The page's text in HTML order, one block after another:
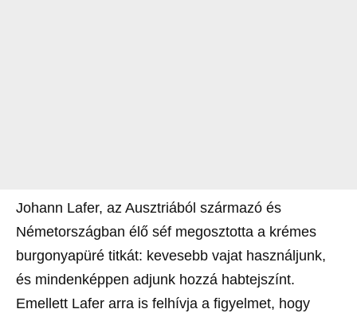
Johann Lafer, az Ausztriából származó és
Németországban élő séf megosztotta a krémes
burgonyapüré titkát: kevesebb vajat használjunk,
és mindenképpen adjunk hozzá habtejszínt.
Emellett Lafer arra is felhívja a figyelmet, hogy